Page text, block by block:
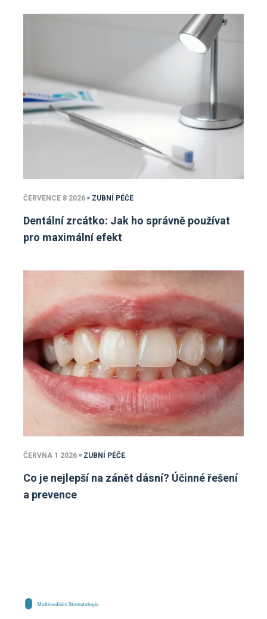
ČERVENCE 8 2026 ZUBNÍ PÉČE
Dentální zrcátko: Jak ho správně používat
pro maximální efekt
ČERVNA 1 2026 ZUBNÍ PÉČE
Co je nejlepší na zánět dásní? Účinné řešení
a prevence